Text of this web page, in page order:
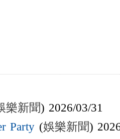
樂新聞) 2026/03/31
Party (娛樂新聞)